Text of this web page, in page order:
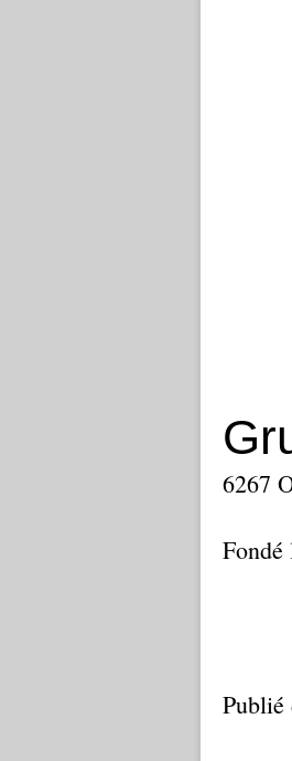
6267
Publié